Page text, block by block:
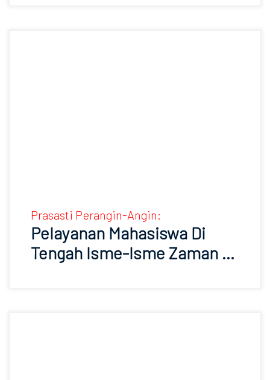
Prasasti Perangin-Angin:
Pelayanan Mahasiswa Di
Tengah Isme-Isme Zaman …